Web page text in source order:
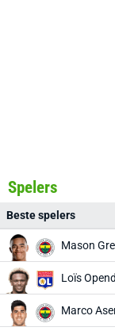
Spelers
Beste spelers
Mason
Loïs
Marco